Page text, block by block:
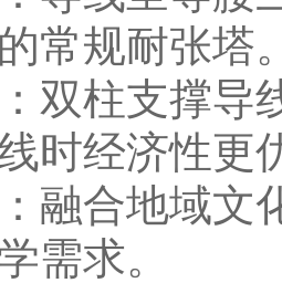
常规耐张塔
双柱支撑导
时经济性更
融合地域文
需求。